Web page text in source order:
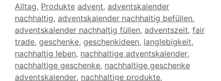
Alltag, Produkte Schlagwörter
advent, adventskalender
nachhaltig, adventskalender nachhaltig befüllen,
adventskalender nachhaltig füllen, adventszeit, fair
trade, geschenke, geschenkideen, langlebigkeit,
nachhaltig leben, nachhaltige adventskalender,
nachhaltige geschenke, nachhaltige geschenke
adventskalender, nachhaltige produkte,